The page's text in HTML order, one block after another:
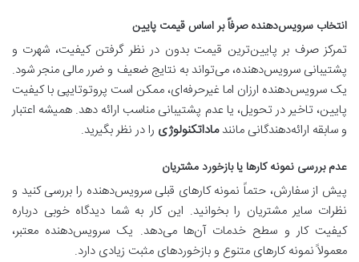
انتخاب سرویس‌دهنده صرفاً بر اساس قیمت پایین
تمرکز صرف بر پایین‌ترین قیمت بدون در نظر گرفتن کیفیت، شهرت و
پشتیبانی سرویس‌دهنده، می‌تواند به نتایج ضعیف و ضرر مالی منجر شود.
یک سرویس‌دهنده ارزان اما غیرحرفه‌ای، ممکن است پروتوتایپی با کیفیت
پایین، تاخیر در تحویل، یا عدم پشتیبانی مناسب ارائه دهد. همیشه اعتبار
و سابقه ارائه‌دهندگانی مانندماداتکنولوژی را در نظر بگیرید.
عدم بررسی نمونه کارها یا بازخورد مشتریان
پیش از سفارش، حتماً نمونه کارهای قبلی سرویس‌دهنده را بررسی کنید و
نظرات سایر مشتریان را بخوانید. این کار به شما دیدگاه خوبی درباره
کیفیت کار و سطح خدمات آن‌ها می‌دهد. یک سرویس‌دهنده معتبر،
معمولاً نمونه کارهای متنوع و بازخوردهای مثبت زیادی دارد.